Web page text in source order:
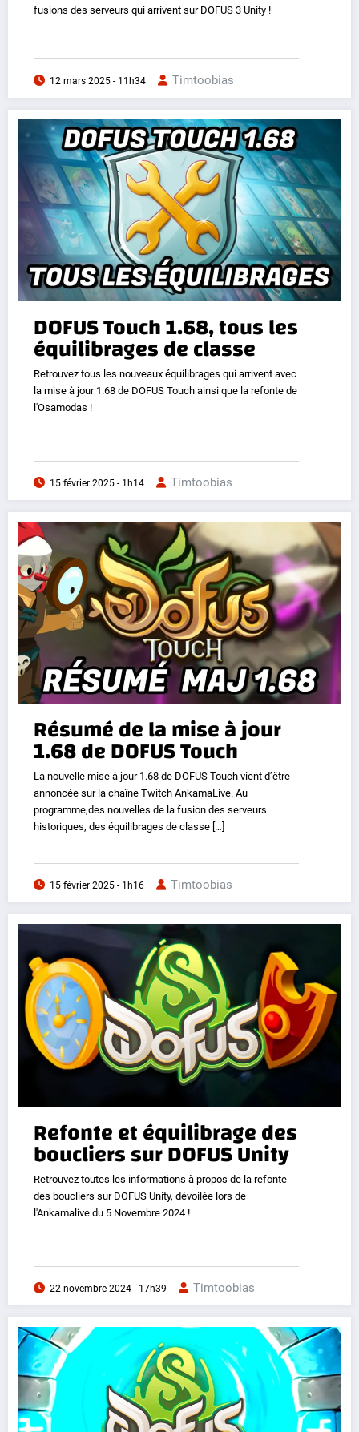
fusions des serveurs qui arrivent sur DOFUS 3 Unity !
12 mars 2025 - 11h34 Timtoobias
DOFUS Touch 1.68, tous les
équilibrages de classe
Retrouvez tous les nouveaux équilibrages qui arrivent avec
la mise à jour 1.68 de DOFUS Touch ainsi que la refonte de
l'Osamodas !
15 février 2025 - 1h14 Timtoobias
Résumé de la mise à jour
1.68 de DOFUS Touch
La nouvelle mise à jour 1.68 de DOFUS Touch vient d’être
annoncée sur la chaîne Twitch AnkamaLive. Au
programme,des nouvelles de la fusion des serveurs
historiques, des équilibrages de classe […]
15 février 2025 - 1h16 Timtoobias
Refonte et équilibrage des
boucliers sur DOFUS Unity
Retrouvez toutes les informations à propos de la refonte
des boucliers sur DOFUS Unity, dévoilée lors de
l'Ankamalive du 5 Novembre 2024 !
22 novembre 2024 - 17h39 Timtoobias